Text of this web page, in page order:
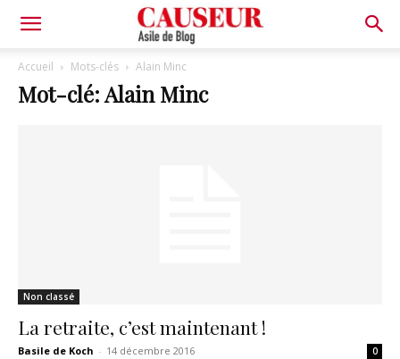
Asile
Accueil Mots-clés Alain Minc
Mot-clé: Alain Minc
Non classé
La retraite, c’est maintenant !
Basile de Koch - 14 décembre 2016 0